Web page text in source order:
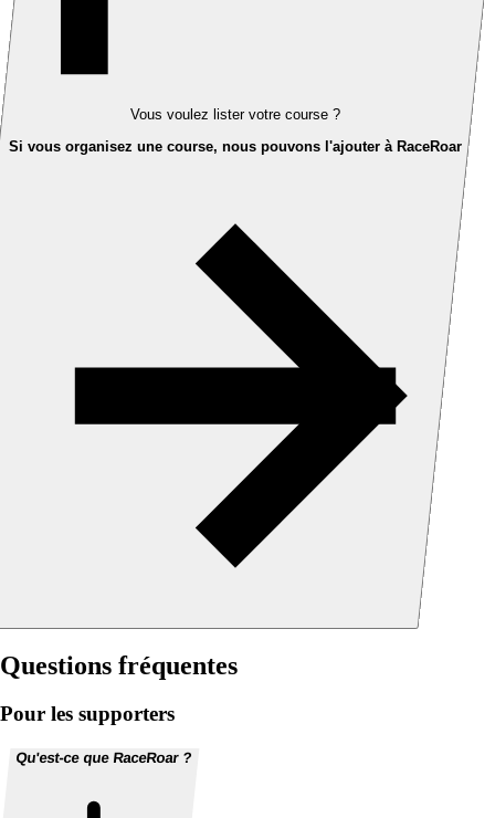
Vous voulez lister votre course ?
Si vous organisez une course, nous pouvons l'ajouter à RaceRoar
Questions fréquentes
Pour les supporters
Qu'est-ce que RaceRoar ?